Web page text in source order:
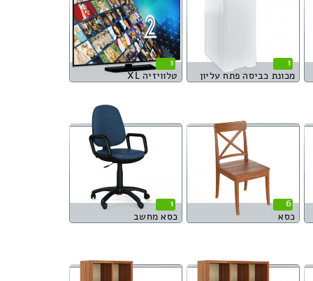
1
מכונת כביסה פתח עליון
1
טלוויזיה XL
6
כסא
1
כסא מחשב